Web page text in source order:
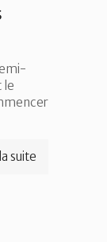
le
suite